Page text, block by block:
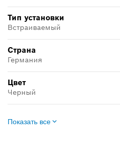
Тип установки
Встраиваемый
Страна
Германия
Цвет
Черный
Показать все